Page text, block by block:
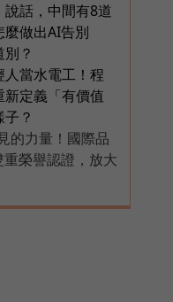
話，中間有8道
做出AI告別
？
當水電工！程
定義「有價值
？
的力量！國際品
榮譽認證，放大